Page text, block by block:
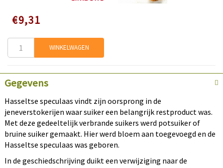
Speciale
prijs
€9,31
WINKELWAGEN
Gegevens
Hasseltse speculaas vindt zijn oorsprong in de
jeneverstokerijen waar suiker een belangrijk restproduct was.
Met deze gedeeltelijk verbrande suikers werd potsuiker of
bruine suiker gemaakt. Hier werd bloem aan toegevoegd en de
Hasseltse speculaas was geboren.
In de geschiedschrijving duikt een verwijziging naar de
Meld je aan en krijg direct korting.
Korting claimen
Nee, bedankt
U meldt zich aan voor het ontvangen van
gewenst moment afmelden.